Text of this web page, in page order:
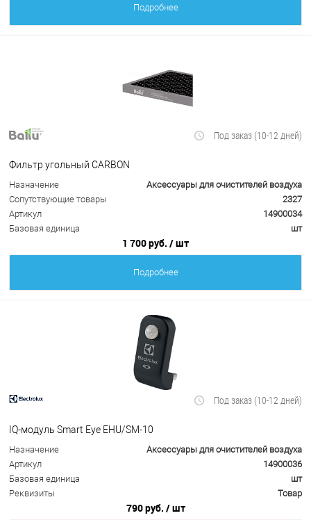
Подробнее
Под заказ (10-12 дней)
Фильтр угольный CARBON
Назначение
Аксессуары для очистителей воздуха
Сопутствующие товары
2327
Артикул
14900034
Базовая единица
шт
1 700 руб. / шт
Подробнее
Под заказ (10-12 дней)
IQ-модуль Smart Eye EHU/SM-10
Назначение
Аксессуары для очистителей воздуха
Артикул
14900036
Базовая единица
шт
Реквизиты
Товар
790 руб. / шт